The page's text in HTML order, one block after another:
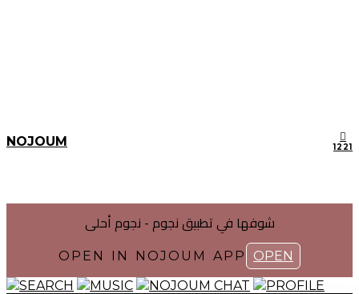
NOJOUM 1221
شوفها في تطبیق نجوم - نجوم أحلی
OPEN IN NOJOUM APP
OPEN
SEARCH
MUSIC NOJOUM CHAT PROFILE